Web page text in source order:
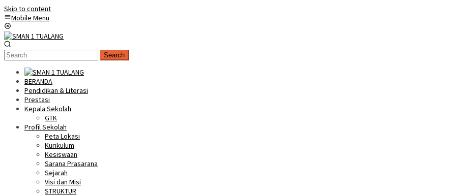
Skip to content
Mobile Menu
Search
BERANDA
Pendidikan & Literasi
Prestasi
Kepala Sekolah
GTK
Profil Sekolah
Peta Lokasi
Kurikulum
Kesiswaan
Sarana Prasarana
Sejarah
Visi dan Misi
STRUKTUR